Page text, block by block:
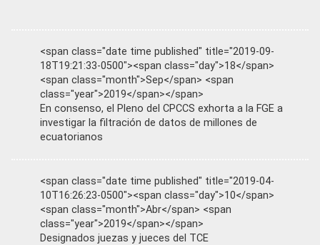
<span class="date time published" title="2019-09-
18T19:21:33-0500"><span class="day">18</span>
<span class="month">Sep</span> <span
class="year">2019</span></span>
En consenso, el Pleno del CPCCS exhorta a la FGE a
investigar la filtración de datos de millones de
ecuatorianos
<span class="date time published" title="2019-04-
10T16:26:23-0500"><span class="day">10</span>
<span class="month">Abr</span> <span
class="year">2019</span></span>
Designados juezas y jueces del TCE